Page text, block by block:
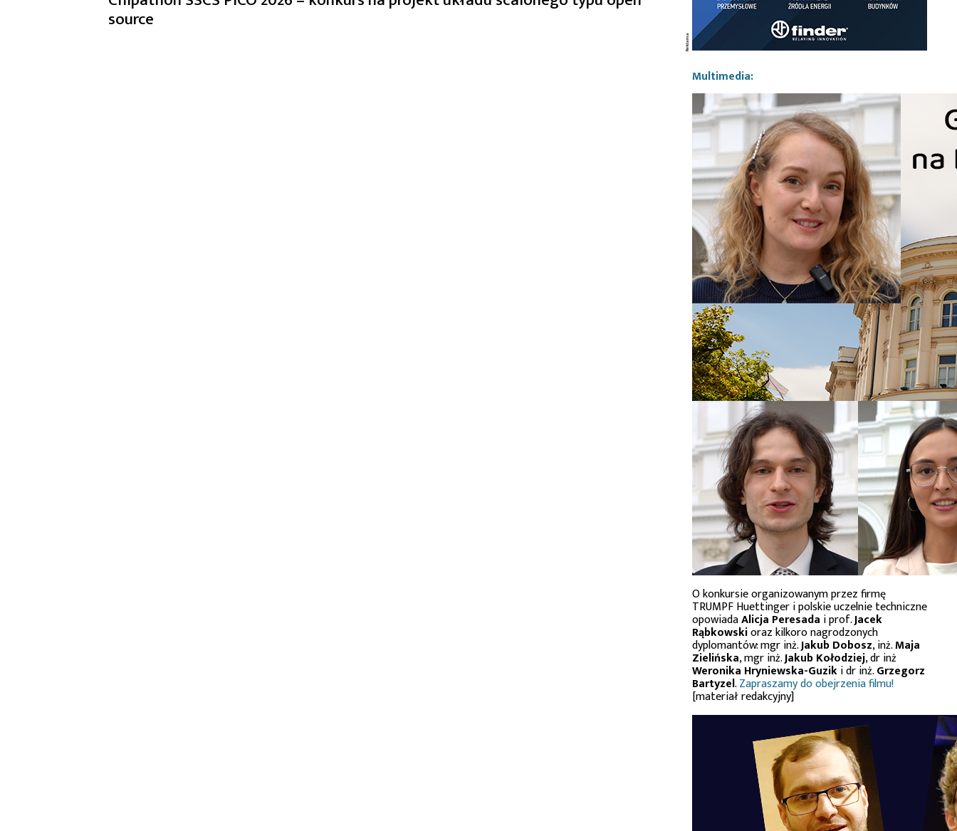
source
Multimedia:
O konkursie organizowanym przez firmę
TRUMPF Huettinger i polskie uczelnie techniczne
opowiadaAlicja Peresada i prof.Jacek
Rąbkowskioraz kilkoro nagrodzonych
dyplomantów: mgr inż.Jakub Dobosz, inż.Maja
Zielińska, mgr inż.Jakub Kołodziej, dr inż
Weronika Hryniewska-Guziki dr inż.Grzegorz
Bartyzel.Zapraszamy do obejrzenia filmu!
[materiał redakcyjny]